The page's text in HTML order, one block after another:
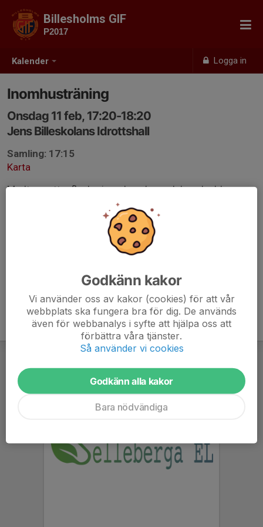
Kalender Logga in
Billesholms GIF
P2017
Inomhusträning
Onsdag 11 feb, 17:20-18:20
Jens Billeskolans Idrottshall
Samling: 17:15
Karta
Medtag vattenflaska, inomhusskor och benskydd.
Inga föräldrar nere i hallen, utan hänvisas till läktaren.
Godkänn kakor
Vi använder oss av kakor (cookies) för att vår
webbplats ska fungera bra för dig. De används
även för webbanalys i syfte att hjälpa oss att
förbättra våra tjänster.
Så använder vi cookies
Godkänn alla kakor
Bara nödvändiga